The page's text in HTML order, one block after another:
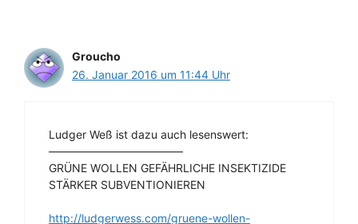
Groucho
26. Januar 2016 um 11:44 Uhr
Ludger Weß ist dazu auch lesenswert:
————————————
GRÜNE WOLLEN GEFÄHRLICHE INSEKTIZIDE
STÄRKER SUBVENTIONIEREN
http://ludgerwess.com/gruene-wollen-